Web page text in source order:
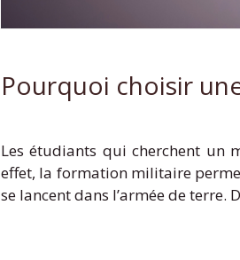
Pourquoi choisir
Les étudiants qui cherchent un
effet, la formation militaire
se lancent dans l’armée de terre.